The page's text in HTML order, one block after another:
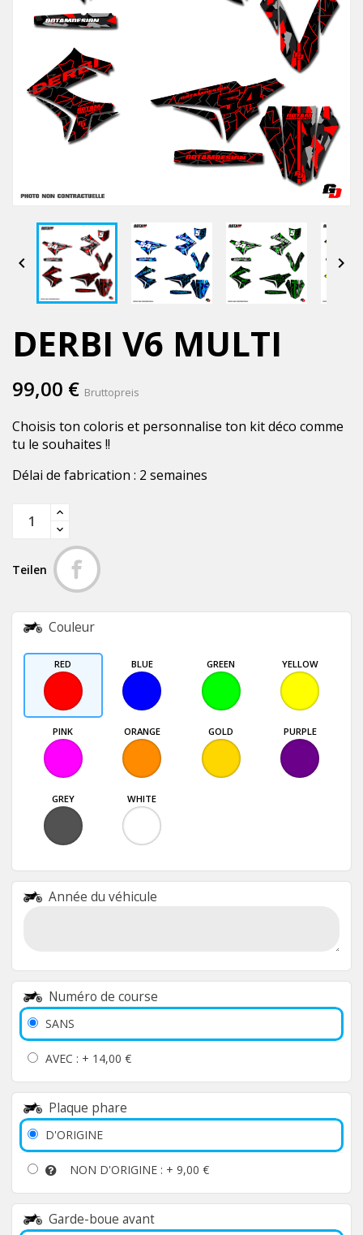
 
DERBI V6 MULTI
99,00 € Bruttopreis
Choisis ton coloris et personnalise ton kit déco comme
tu le souhaites !!
Délai de fabrication : 2 semaines
Teilen
Couleur
RED BLUE GREEN YELLOW
PINK ORANGE GOLD PURPLE
GREY WHITE
Année du véhicule
Numéro de course
SANS
AVEC : + 14,00 €
Plaque phare
D'ORIGINE
NON D'ORIGINE : + 9,00 €
Garde-boue avant